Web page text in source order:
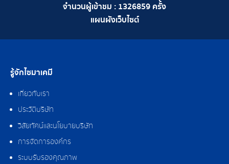
จำนวนผู้เข้าชม : 1326859 ครั้ง
แผนผังเว็บไซต์
รู้จักไซมาเคมี
เกี่ยวกับเรา
ประวัติบริษัท
วิสัยทัศน์และนโยบายบริษัท
การจัดการองค์กร
ระบบรับรองคุณภาพ